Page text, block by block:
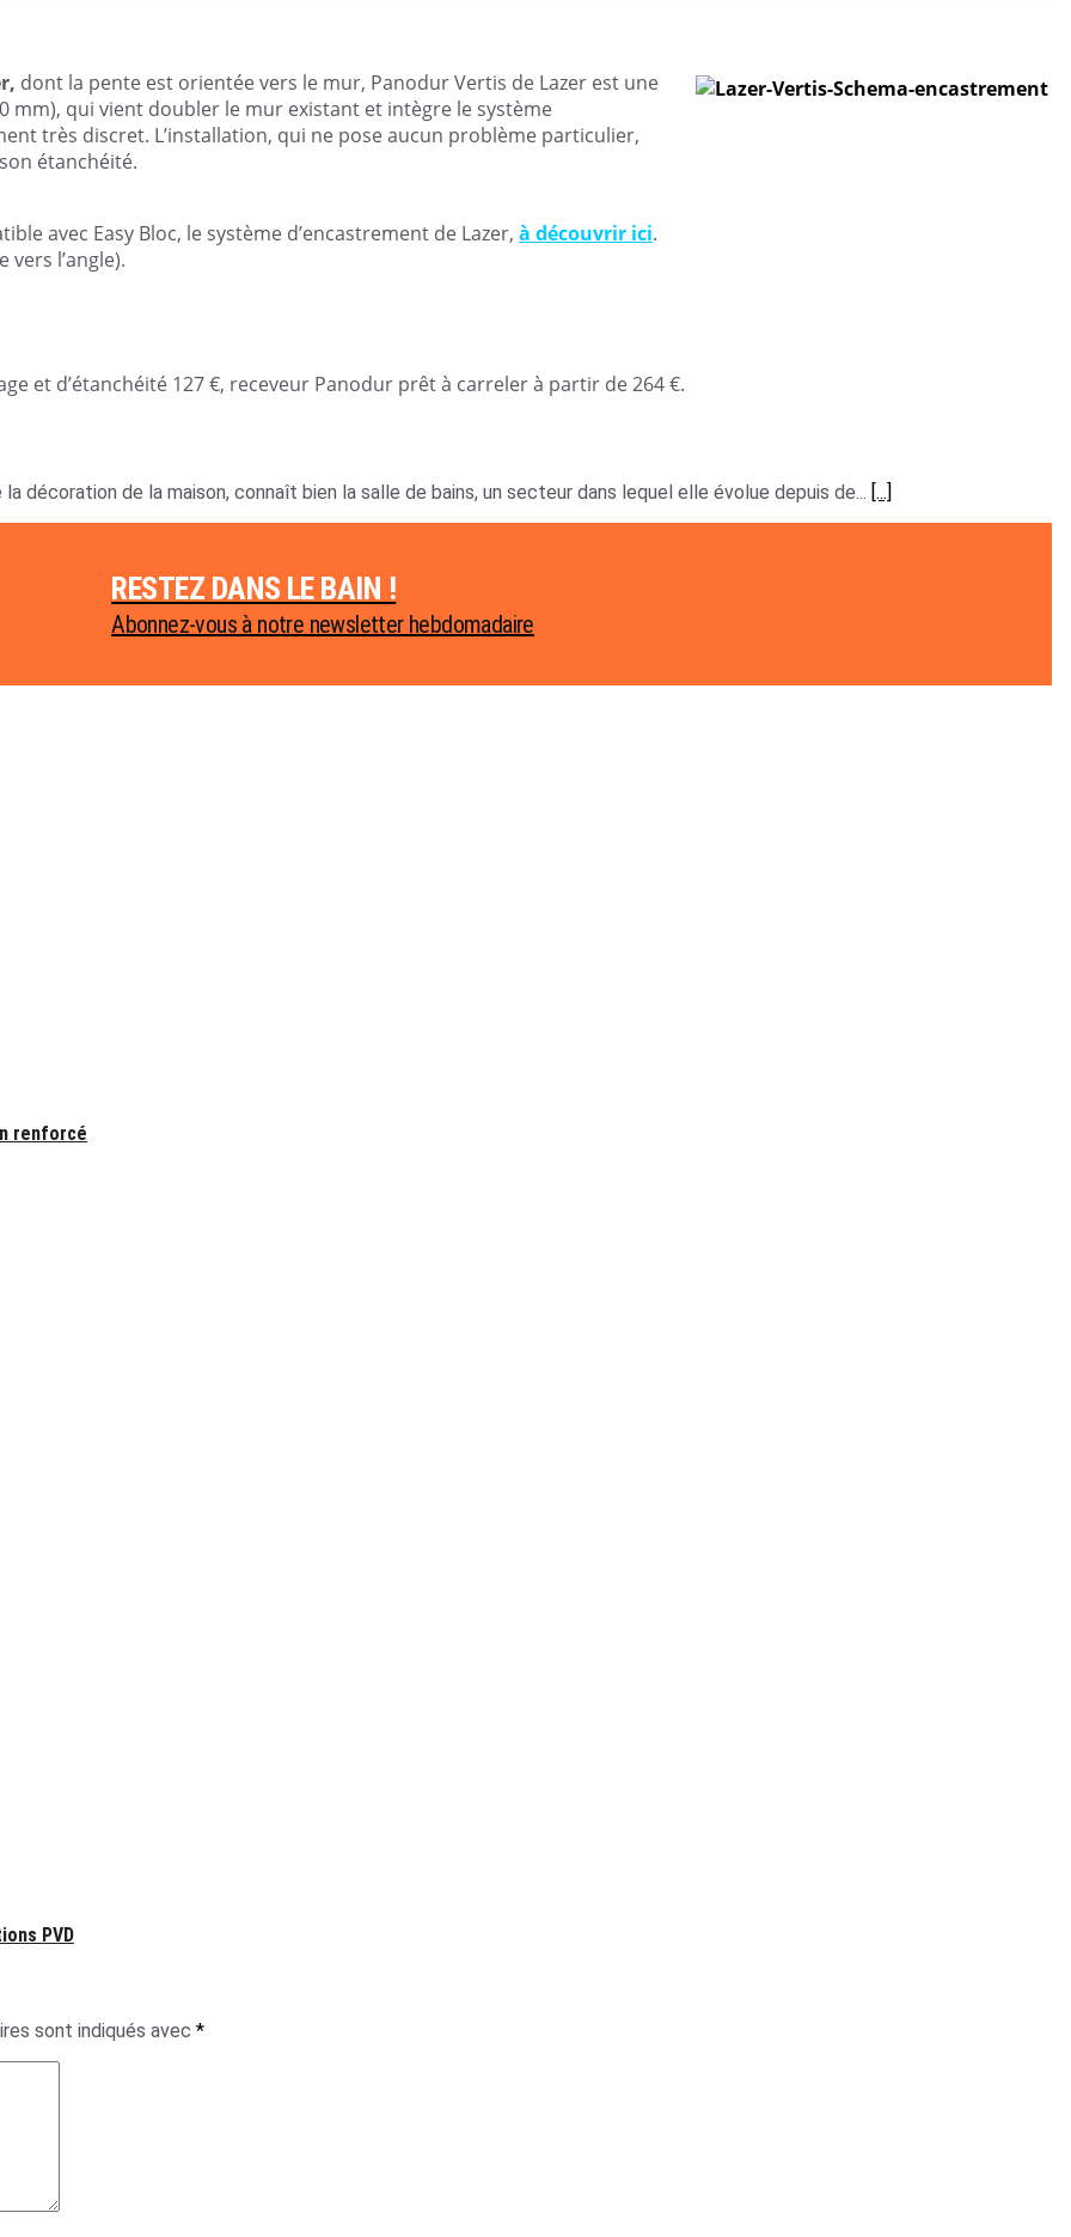
dont la pente est orientée vers le mur, Panodur Vertis de Lazer est une
mm), qui vient doubler le mur existant et intègre le système
très discret. L’installation, qui ne pose aucun problème particulier,
étanchéité.
avec Easy Bloc, le système d’encastrement de Lazer, à découvrir ici.
l’angle).
et d’étanchéité 127 €, receveur Panodur prêt à carreler à partir de 264 €.
décoration de la maison, connaît bien la salle de bains, un secteur dans lequel elle évolue depuis de... [...]
RESTEZ DANS LE BAIN !
Abonnez-vous à notre newsletter hebdomadaire
renforcé
PVD
sont indiqués avec *